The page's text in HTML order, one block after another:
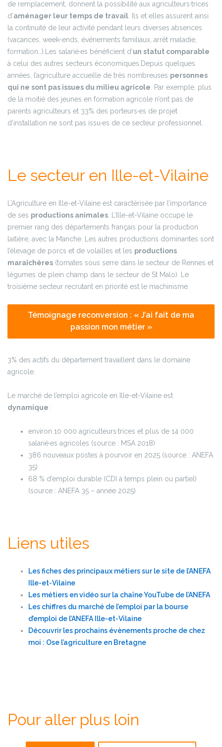
de remplacement, donnent la possibilité aux agriculteurs·trices
d’aménager leur temps de travail . Ils et elles assurent ainsi
la continuité de leur activité pendant leurs diverses absences
(vacances, week-ends, événements familiaux, arrêt maladie,
formation…).
Les salarié·es bénéficient d’un statut comparable
à celui des autres secteurs économiques. Depuis quelques
années, l’agriculture accueille de très nombreuses personnes
qui ne sont pas issues du milieu agricole . Par exemple, plus
de la moitié des jeunes en formation agricole n’ont pas de
parents agriculteurs et 33% des porteurs·es de projet
d’installation ne sont pas issu·es de ce secteur professionnel.
Le secteur en Ille-et-Vilaine
L’Agriculture en Ille-et-Vilaine est caractérisée par l’importance
de ses productions animales . L’Ille-et-Vilaine occupe le
premier rang des départements français pour la production
laitière, avec la Manche. Les autres productions dominantes sont
l’élevage de porcs et de volailles et les productions
maraîchères (tomates sous serre dans le secteur de Rennes et
légumes de plein champ dans le secteur de St Malo). Le
troisième secteur recrutant en priorité est le machinisme.
Témoignage reconversion : « J’ai fait de ma
passion mon métier »
3% des actifs du département travaillent dans le domaine
agricole.
Le marché de l’emploi agricole en Ille-et-Vilaine est
dynamique :
environ 10 000 agriculteurs·trices et plus de 14 000
salarié·es agricoles (source : MSA 2018)
386 nouveaux postes à pourvoir en 2025 (source : ANEFA
35)
68 % d’emploi durable (CDI à temps plein ou partiel)
(source : ANEFA 35 – année 2025)
Liens utiles
Les fiches des principaux métiers sur le site de l’ANEFA
Ille-et-Vilaine
Les métiers en vidéo sur la chaîne YouTube de l’ANEFA
Les chiffres du marché de l’emploi par la bourse
d’emploi de l’ANEFA Ille-et-Vilaine
Découvrir les prochains évènements proche de chez
moi : Ose l’agriculture en Bretagne
Pour aller plus loin